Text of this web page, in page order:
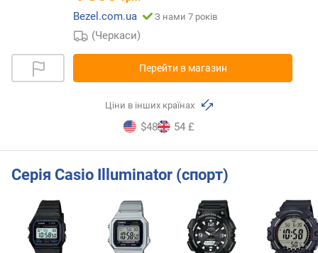
Bezel.com.ua
З нами 7 років
(Черкаси)
Перейти в магазин
Ціни в інших країнах
$48 54 £
Серія Casio Illuminator (спорт)